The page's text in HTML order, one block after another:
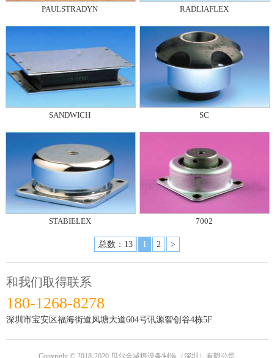
PAULSTRADYN RADLIAFLEX
SANDWICH SC
STABIELEX 7002
总数：13 1 2 >
和我们取得联系
180-1268-8278
深圳市宝安区福海街道凤塘大道604号讯源智创谷4栋5F
Copyright © 2018-2020 贝尔金减振设备制造（深圳）有限公司